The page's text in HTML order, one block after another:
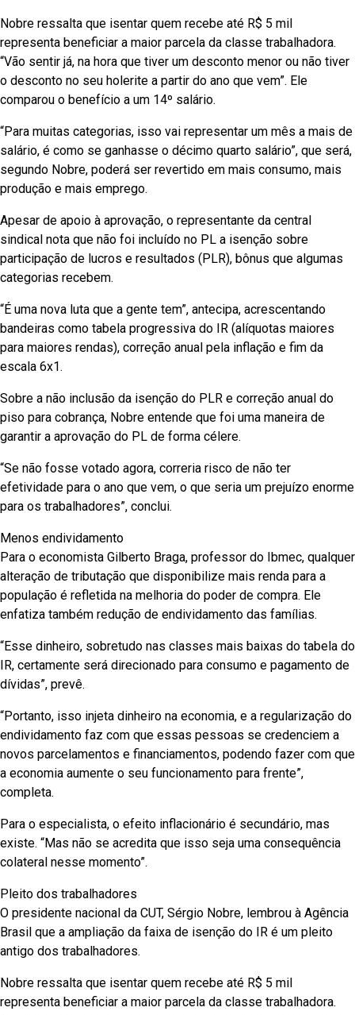
Nobre ressalta que isentar quem recebe até R$ 5 mil
representa beneficiar a maior parcela da classe trabalhadora.
“Vão sentir já, na hora que tiver um desconto menor ou não tiver
o desconto no seu holerite a partir do ano que vem”. Ele
comparou o benefício a um 14º salário.
“Para muitas categorias, isso vai representar um mês a mais de
salário, é como se ganhasse o décimo quarto salário”, que será,
segundo Nobre, poderá ser revertido em mais consumo, mais
produção e mais emprego.
Apesar de apoio à aprovação, o representante da central
sindical nota que não foi incluído no PL a isenção sobre
participação de lucros e resultados (PLR), bônus que algumas
categorias recebem.
“É uma nova luta que a gente tem”, antecipa, acrescentando
bandeiras como tabela progressiva do IR (alíquotas maiores
para maiores rendas), correção anual pela inflação e fim da
escala 6x1.
Sobre a não inclusão da isenção do PLR e correção anual do
piso para cobrança, Nobre entende que foi uma maneira de
garantir a aprovação do PL de forma célere.
“Se não fosse votado agora, correria risco de não ter
efetividade para o ano que vem, o que seria um prejuízo enorme
para os trabalhadores”, conclui.
Menos endividamento
Para o economista Gilberto Braga, professor do Ibmec, qualquer
alteração de tributação que disponibilize mais renda para a
população é refletida na melhoria do poder de compra. Ele
enfatiza também redução de endividamento das famílias.
“Esse dinheiro, sobretudo nas classes mais baixas do tabela do
IR, certamente será direcionado para consumo e pagamento de
dívidas”, prevê.
“Portanto, isso injeta dinheiro na economia, e a regularização do
endividamento faz com que essas pessoas se credenciem a
novos parcelamentos e financiamentos, podendo fazer com que
a economia aumente o seu funcionamento para frente”,
completa.
Para o especialista, o efeito inflacionário é secundário, mas
existe. “Mas não se acredita que isso seja uma consequência
colateral nesse momento”.
Pleito dos trabalhadores
O presidente nacional da CUT, Sérgio Nobre, lembrou à Agência
Brasil que a ampliação da faixa de isenção do IR é um pleito
antigo dos trabalhadores.
Nobre ressalta que isentar quem recebe até R$ 5 mil
representa beneficiar a maior parcela da classe trabalhadora.